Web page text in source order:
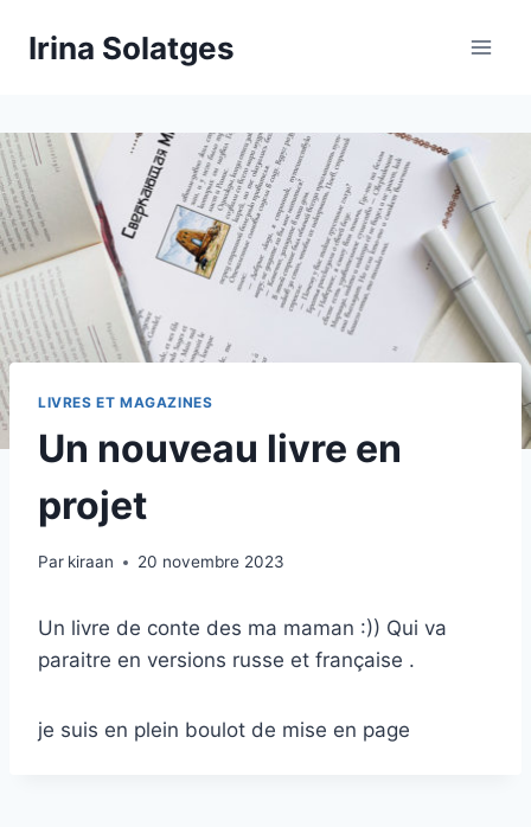
Irina Solatges
LIVRES ET MAGAZINES
Un nouveau livre en
projet
Par kiraan 20 novembre 2023
Un livre de conte des ma maman :)) Qui va
paraitre en versions russe et française .
je suis en plein boulot de mise en page